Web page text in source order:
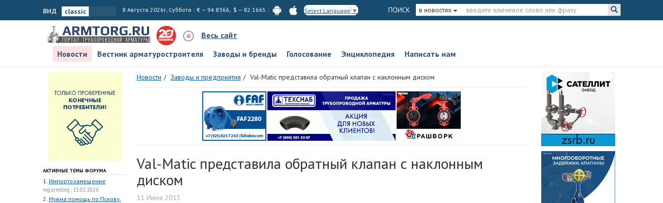
вид 8 Августа 2026г, Суббота € — 94.8366, $ — 82.1665 Select Language ▼ ПОИСК в новостях
Весь сайт
Новости
Вестник арматуростроителя Заводы и бренды Голосование Энциклопедия Написать нам
АКТИВНЫЕ ТЕМЫ ФОРУМА
1. Импортозамещение
mg.armtorg , 13.02.2026
2. Нужна помощь по Пскову.
Новости Заводы и предприятия Val-Matic представила обратный клапан с наклонным диском
Val-Matic представила обратный клапан с наклонным
диском
11 Июня 2013